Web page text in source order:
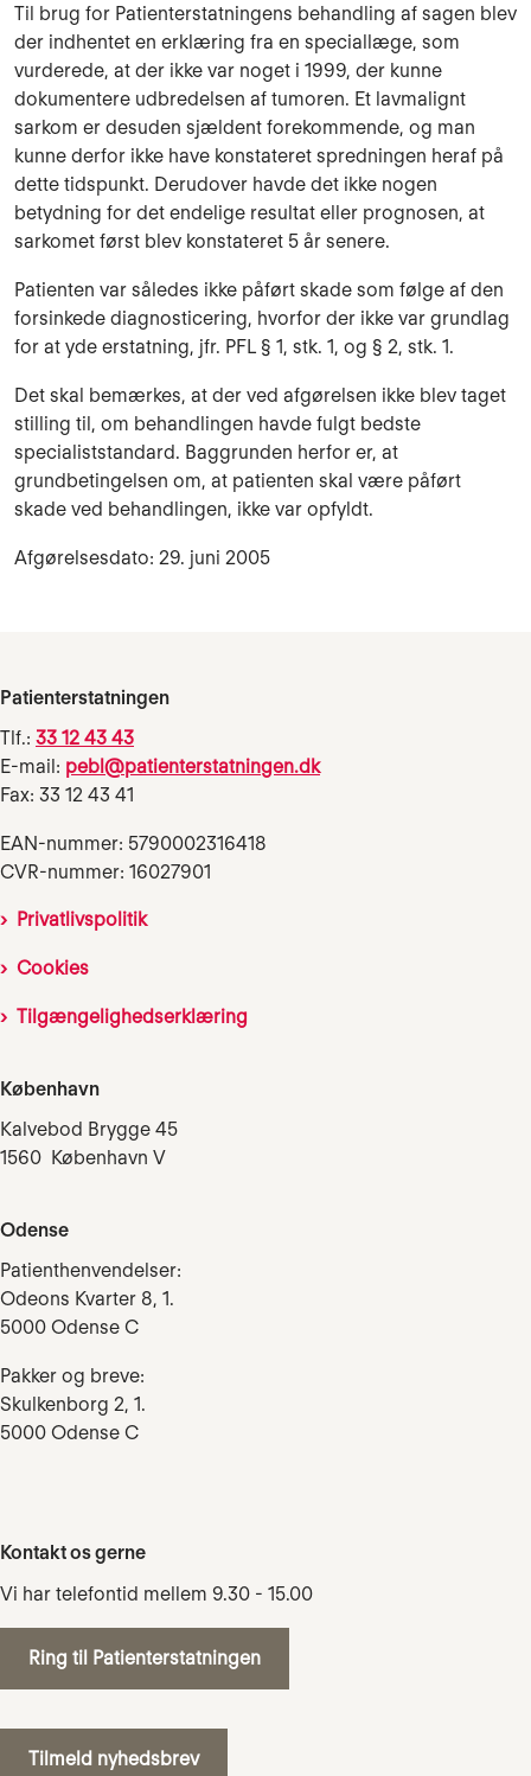
Til brug for Patienterstatningens behandling af sagen blev
der indhentet en erklæring fra en speciallæge, som
vurderede, at der ikke var noget i 1999, der kunne
dokumentere udbredelsen af tumoren. Et lavmalignt
sarkom er desuden sjældent forekommende, og man
kunne derfor ikke have konstateret spredningen heraf på
dette tidspunkt. Derudover havde det ikke nogen
betydning for det endelige resultat eller prognosen, at
sarkomet først blev konstateret 5 år senere.
Patienten var således ikke påført skade som følge af den
forsinkede diagnosticering, hvorfor der ikke var grundlag
for at yde erstatning, jfr. PFL § 1, stk. 1, og § 2, stk. 1.
Det skal bemærkes, at der ved afgørelsen ikke blev taget
stilling til, om behandlingen havde fulgt bedste
specialiststandard. Baggrunden herfor er, at
grundbetingelsen om, at patienten skal være påført
skade ved behandlingen, ikke var opfyldt.
Afgørelsesdato: 29. juni 2005
Patienterstatningen
Tlf.: 33 12 43 43
E-mail: pebl@patienterstatningen.dk
Fax: 33 12 43 41
EAN-nummer: 5790002316418
CVR-nummer: 16027901
Privatlivspolitik
Cookies
Tilgængelighedserklæring
København
Kalvebod Brygge 45
1560 København V
Odense
Patienthenvendelser:
Odeons Kvarter 8, 1.
5000 Odense C
Pakker og breve:
Skulkenborg 2, 1.
5000 Odense C
Kontakt os gerne
Vi har telefontid mellem 9.30 - 15.00
Ring til Patienterstatningen
Tilmeld nyhedsbrev